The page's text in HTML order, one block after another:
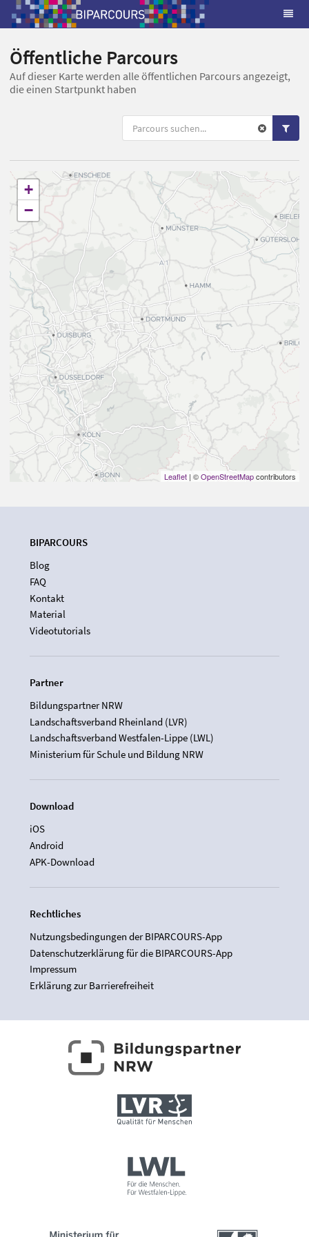
Öffentliche Parcours
Auf dieser Karte werden alle öffentlichen Parcours angezeigt,
die einen Startpunkt haben
+
−
Leaflet | ©OpenStreetMapcontributors
BIPARCOURS
Blog
FAQ
Kontakt
Material
Videotutorials
Partner
Bildungspartner NRW
Landschaftsverband Rheinland (LVR)
Landschaftsverband Westfalen-Lippe (LWL)
Ministerium für Schule und Bildung NRW
Download
iOS
Android
APK-Download
Rechtliches
Nutzungsbedingungen der BIPARCOURS-App
Datenschutzerklärung für die BIPARCOURS-App
Impressum
Erklärung zur Barrierefreiheit